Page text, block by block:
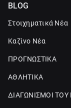
BLOG
Στοιχηματικά Νέα
Καζίνο Νέα
ΠΡΟΓΝΩΣΤΙΚΑ
ΑΘΛΗΤΙΚΑ
ΔΙΑΓΩΝΙΣΜΟΙ ΤΟΥ